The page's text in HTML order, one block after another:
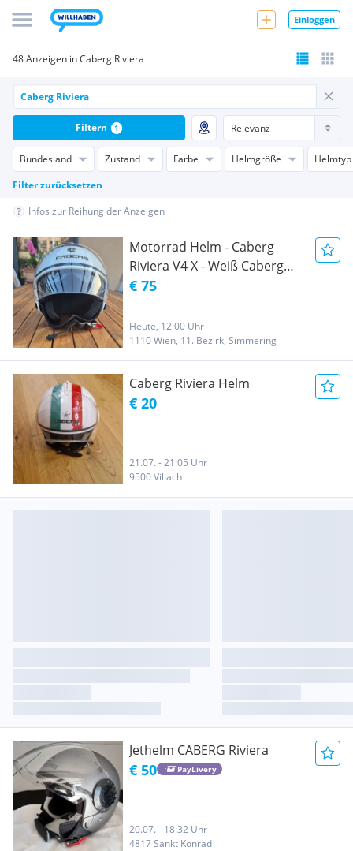
Einloggen
48 Anzeigen in Caberg Riviera
Bundesland Zustand Farbe Helmgröße
Helmtyp
Filter zurücksetzen
Filtern 1
Infos zur Reihung der Anzeigen
Motorrad Helm - Caberg
Riviera V4 X - Weiß Caberg
Riviera V4 - Größe M
€ 75
Heute, 12:00 Uhr
1110 Wien, 11. Bezirk, Simmering
Caberg Riviera Helm
€ 20
21.07. - 21:05 Uhr
9500 Villach
Jethelm CABERG Riviera
€ 50 PayLivery
20.07. - 18:32 Uhr
4817 Sankt Konrad